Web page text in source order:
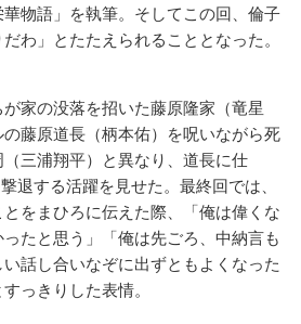
物語」を執筆。そしてこの回、倫子
わ」とたたえられることとなった。
家の没落を招いた藤原隆家（竜星
藤原道長（柄本佑）を呪いながら死
三浦翔平）と異なり、道長に仕
退する活躍を見せた。最終回では、
をまひろに伝えた際、「俺は偉くな
たと思う」「俺は先ごろ、中納言も
話し合いなぞに出ずともよくなった
っきりした表情。